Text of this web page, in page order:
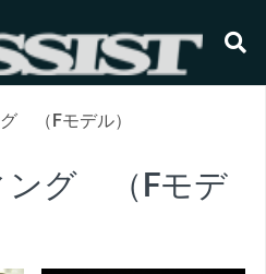
（Fモデル）
ング （Fモデ